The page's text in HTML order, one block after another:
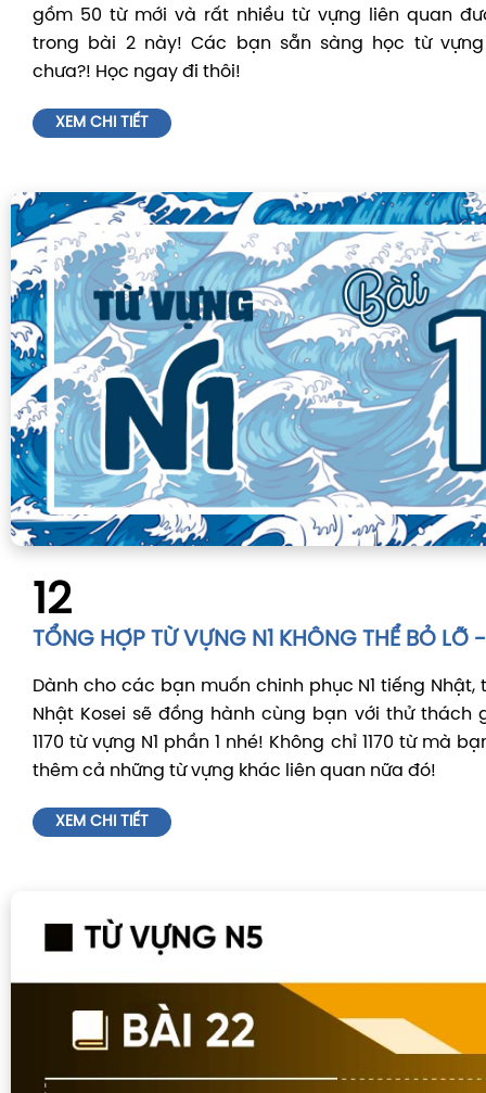
gồm 50 từ mới và rất nhiều từ vựng liên quan
trong bài 2 này! Các bạn sẵn sàng học từ vựng
chưa?! Học ngay đi thôi!
XEM CHI TIẾT
12
TỔNG HỢP TỪ VỰNG N1 KHÔNG THỂ BỎ LỠ -
Dành cho các bạn muốn chinh phục N1 tiếng
Nhật Kosei sẽ đồng hành cùng bạn với thử thách
1170 từ vựng N1 phần 1 nhé! Không chỉ 1170 từ mà
thêm cả những từ vựng khác liên quan nữa đó!
XEM CHI TIẾT